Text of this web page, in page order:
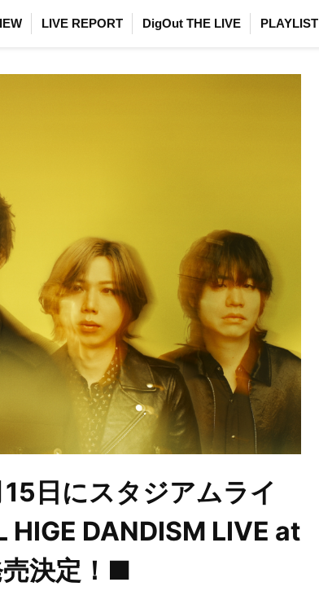
LIVE REPORT DigOut THE LIVE PLAYLIST
日にスタジアムライ
HIGE DANDISM LIVE at
決定！■